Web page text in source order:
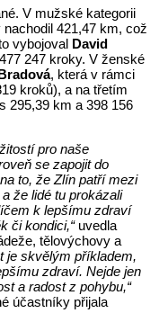
V mužské kategorii
nachodil 421,47 km, což
vybojoval David
247 kroky. V ženské
, která v rámci
kroků), a na třetím
295,39 km a 398 156
pro naše
se zapojit do
to, že Zlín patří mezi
že lidé tu prokázali
k lepšímu zdraví
či kondici,“uvedla
tělovýchovy a
je skvělým příkladem,
zdraví. Nejde jen
a radost z pohybu,“
účastníky přijala